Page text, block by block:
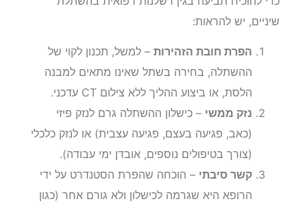
שיניים, יש להראות:
הפרת חובת הזהירות – למשל, תכנון לקוי של
ההשתלה, בחירה בשתל שאינו מתאים למבנה
הלסת, או ביצוע ההליך ללא צילום CT עדכני.
נזק ממשי – כישלון ההשתלה גרם לנזק פיזי
(כאב, פגיעה בעצם, פגיעה עצבית) או לנזק כלכלי
(צורך בטיפולים נוספים, אובדן ימי עבודה).
קשר סיבתי – הוכחה שהפרת הסטנדרט על ידי
הרופא היא שגרמה לכישלון ולא גורם אחר (כגון